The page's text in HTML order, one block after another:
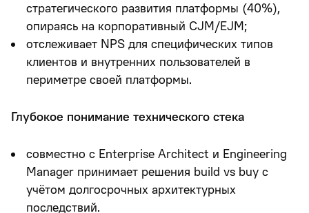
стратегического развития платформы (40%),
опираясь на корпоративный CJM/EJM;
отслеживает NPS для специфических типов
клиентов и внутренних пользователей в
периметре своей платформы.
Глубокое понимание технического стека
совместно с Enterprise Architect и Engineering
Manager принимает решения build vs buy с
учётом долгосрочных архитектурных
последствий.